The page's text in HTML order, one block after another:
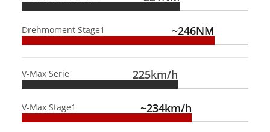
Drehmoment Stage1 ~246NM
V-Max Serie 225km/h
V-Max Stage1 ~234km/h